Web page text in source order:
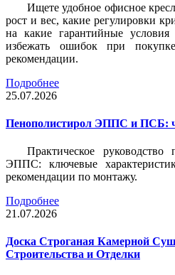
Ищете удобное офисное
рост и вес, какие регулировки
на какие гарантийные
избежать ошибок при
рекомендации.
Подробнее
25.07.2026
Пенополистирол ЭППС и ПСБ:
Практическое
ЭППС: ключевые
рекомендации по монтажу.
Подробнее
21.07.2026
Доска Строганая Камерной
Строительства и Отделки